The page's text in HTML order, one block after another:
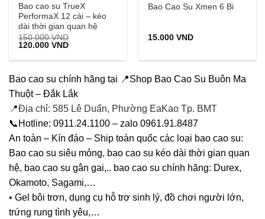
Bao cao su TrueX
PerformaX 12 cái – kéo
dài thời gian quan hệ
150.000VND
Giá
là:
120.000VNDGiá
tại
120.000 VND.
Bao Cao Su Xmen 6 Bi
15.000VND
Bao cao su chính hãng tại 📍Shop Bao Cao Su Buôn Ma
Thuột – Đắk Lắk
📍Địa chỉ: 585 Lê Duẩn, Phường EaKao Tp. BMT
📞Hotline: 0911.24.1100 – zalo 0961.91.8487
An toàn – Kín đáo – Ship toàn quốc các loại bao cao su:
Bao cao su siêu mỏng, bao cao su kéo dài thời gian quan
hệ, bao cao su gân gai,.. bao cao su chính hãng: Durex,
Okamoto, Sagami,…
• Gel bôi trơn, dụng cụ hỗ trợ sinh lý, đồ chơi người lớn,
trứng rung tình yêu,…